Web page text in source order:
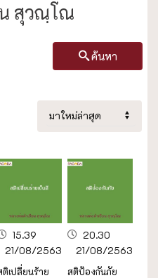
สุวณฺโณ
ค้นหา
15.39
21/08/2563
ติเปลี่ยนร้าย
20.30
21/08/2563
สติป้องกันภัย